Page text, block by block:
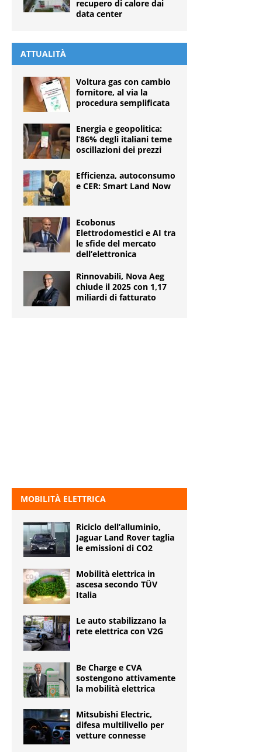
recupero di calore dai
data center
ATTUALITÀ
Voltura gas con cambio
fornitore, al via la
procedura semplificata
Energia e geopolitica:
l’86% degli italiani teme
oscillazioni dei prezzi
Efficienza, autoconsumo
e CER: Smart Land Now
Ecobonus
Elettrodomestici e AI tra
le sfide del mercato
dell’elettronica
Rinnovabili, Nova Aeg
chiude il 2025 con 1,17
miliardi di fatturato
MOBILITÀ ELETTRICA
Riciclo dell’alluminio,
Jaguar Land Rover taglia
le emissioni di CO2
Mobilità elettrica in
ascesa secondo TÜV
Italia
Le auto stabilizzano la
rete elettrica con V2G
Be Charge e CVA
sostengono attivamente
la mobilità elettrica
Mitsubishi Electric,
difesa multilivello per
vetture connesse